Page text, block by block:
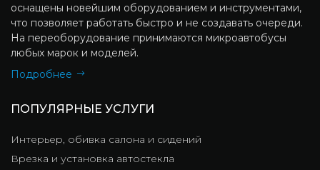
оснащены новейшим оборудованием и инструментами,
что позволяет работать быстро и не создавать очереди.
На переоборудование принимаются микроавтобусы
любых марок и моделей.
Подробнее
ПОПУЛЯРНЫЕ УСЛУГИ
Интерьер, обивка салона и сидений
Врезка и установка автостекла